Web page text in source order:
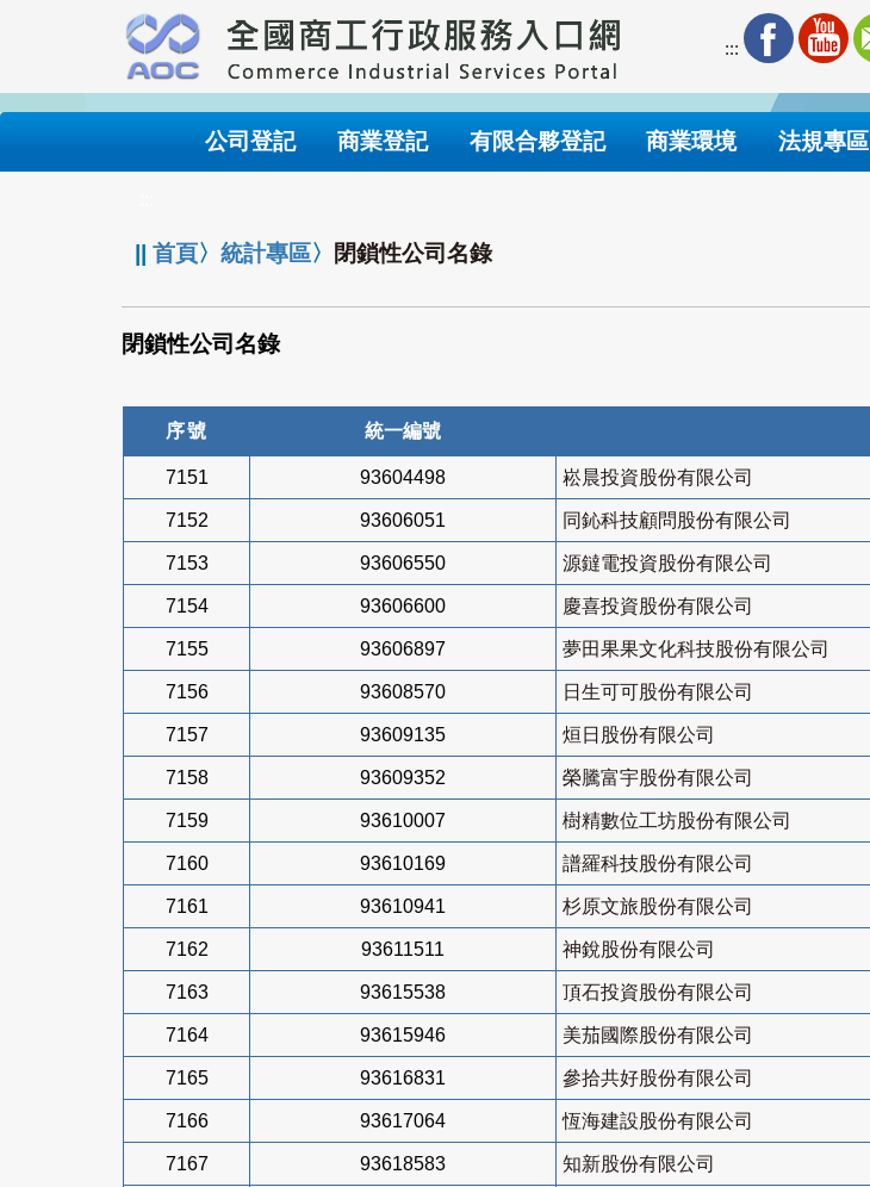
要
內
:::
公司登記 商業登記 有限合夥登記 商業環境 法規專區
||首頁〉統計專區〉 閉鎖性公司名錄
閉鎖性公司名錄
序號 統一編號
7151 93604498 崧晨投資股份有限公司
7152 93606051 同鈊科技顧問股份有限公司
7153 93606550 源鐽電投資股份有限公司
7154 93606600 慶喜投資股份有限公司
7155 93606897 夢田果果文化科技股份有限公司
7156 93608570 日生可可股份有限公司
7157 93609135 烜日股份有限公司
7158 93609352 榮騰富宇股份有限公司
7159 93610007 樹精數位工坊股份有限公司
7160 93610169 譜羅科技股份有限公司
7161 93610941 杉原文旅股份有限公司
7162 93611511 神銳股份有限公司
7163 93615538 頂石投資股份有限公司
7164 93615946 美茄國際股份有限公司
7165 93616831 參拾共好股份有限公司
7166 93617064 恆海建設股份有限公司
7167 93618583 知新股份有限公司